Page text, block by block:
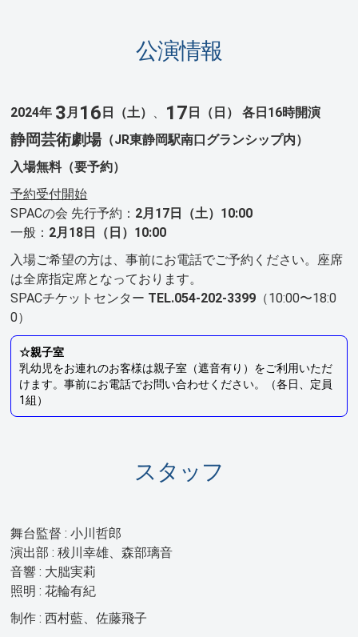
公演情報
2024年 3月 16 日（土） 、 17 日（日） 各日16時開演
静岡芸術劇場（JR東静岡駅南口グランシップ内）
入場無料（要予約）
予約受付開始
SPACの会 先行予約： 2月17日（土）10:00
一般： 2月18日（日）10:00
入場ご希望の方は、事前にお電話でご予約ください。座席
は全席指定席となっております。
SPACチケットセンター TEL.054-202-3399 （10:00〜18:0
0）
☆親子室
乳幼児をお連れのお客様は親子室（遮音有り）をご利用いただ
けます。事前にお電話でお問い合わせください。（各日、定員
1組）
スタッフ
舞台監督 : 小川哲郎
演出部 : 秡川幸雄、森部璃音
音響 : 大朏実莉
照明 : 花輪有紀
制作 : 西村藍、佐藤飛子